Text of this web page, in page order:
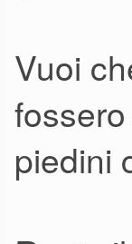
da
Vuoi
piedini